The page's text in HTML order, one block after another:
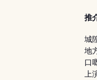
推
城
地
口
上